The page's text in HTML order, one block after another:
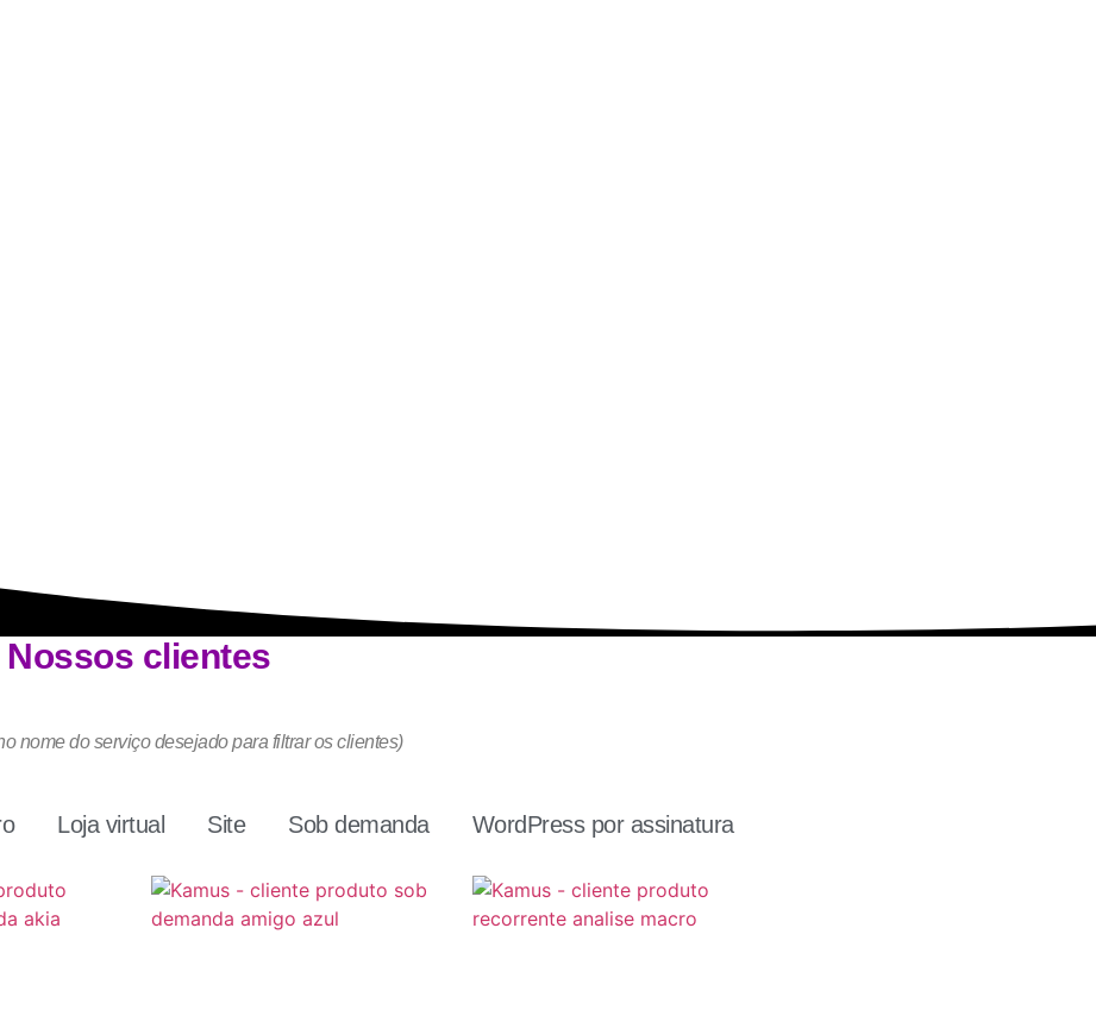
Nossos clientes
nome do serviço desejado para filtrar os clientes)
Loja virtual Site Sob demanda WordPress por assinatura